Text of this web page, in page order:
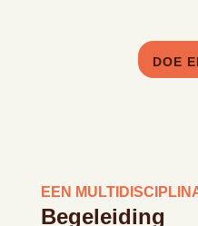
DOE
EEN
Begeleiding